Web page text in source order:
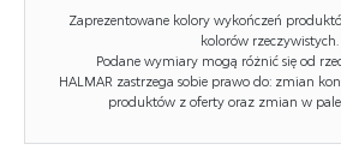
Rodzaj: krzesło
Styl wykonania:
Tapicerka kolor:
Zaprezentowane kolory wykończeń
kolorów rzeczywistych.
Podane wymiary mogą różnić się od
HALMAR zastrzega sobie prawo do: zmian
produktów z oferty oraz zmian w